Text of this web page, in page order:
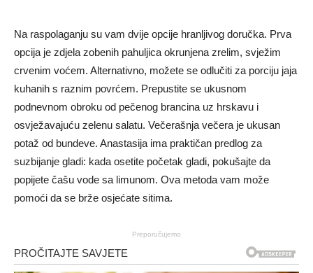
Na raspolaganju su vam dvije opcije hranljivog doručka. Prva
opcija je zdjela zobenih pahuljica okrunjena zrelim, svježim
crvenim voćem. Alternativno, možete se odlučiti za porciju jaja
kuhanih s raznim povrćem. Prepustite se ukusnom
podnevnom obroku od pečenog brancina uz hrskavu i
osvježavajuću zelenu salatu. Večerašnja večera je ukusan
potaž od bundeve. Anastasija ima praktičan predlog za
suzbijanje gladi: kada osetite početak gladi, pokušajte da
popijete čašu vode sa limunom. Ova metoda vam može
pomoći da se brže osjećate sitima.
Preporučujemo